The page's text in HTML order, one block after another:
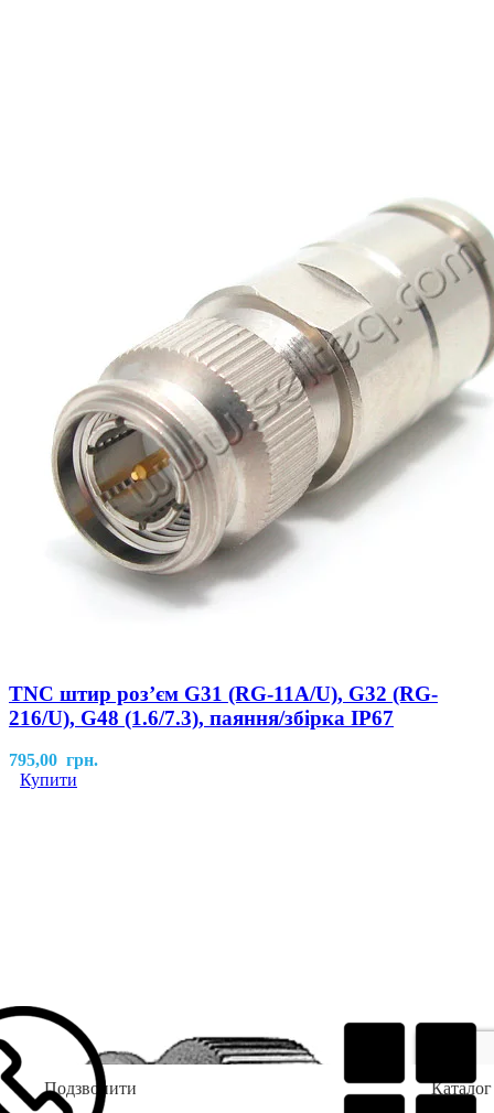
TNC штир роз’єм G31 (RG-11A/U), G32 (RG-
216/U), G48 (1.6/7.3), паяння/збірка IP67
795,00 грн.
Купити
Подзвонити Каталог